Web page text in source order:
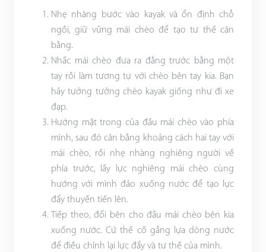
Nhẹ nhàng bước vào kayak và ổn định chỗ
ngồi, giữ vững mái chèo để tạo tư thế cân
bằng.
Nhấc mái chèo đưa ra đằng trước bằng một
tay rồi làm tương tự với chèo bên tay kia. Bạn
hãy tưởng tưởng chèo kayak giống như đi xe
đạp.
Hướng mặt trong của đầu mái chèo vào phía
mình, sau đó cân bằng khoảng cách hai tay với
mái chèo, rồi nhẹ nhàng nghiêng người về
phía trước, lấy lực nghiêng mái chèo cùng
hướng với mình đảo xuống nước để tạo lực
đẩy thuyền tiến lên.
Tiếp theo, đổi bên cho đầu mái chèo bên kia
xuống nước. Cứ thế cố gắng lựa dòng nước
để điều chỉnh lại lực đẩy và tư thế của mình.